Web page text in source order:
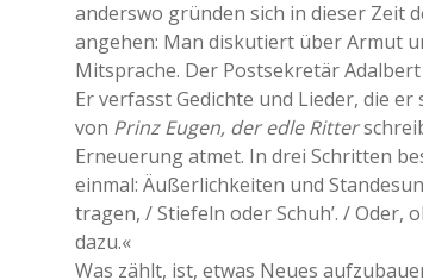
anderswo gründen sich in dieser Zeit
angehen: Man diskutiert über Armut
Mitsprache. Der Postsekretär
Er verfasst Gedichte und Lieder, die
von Prinz Eugen, der edle Ritter
Erneuerung atmet. In drei Schritten
einmal: Äußerlichkeiten und
tragen, / Stiefeln oder Schuh’. / Oder,
dazu.«
Was zählt, ist, etwas Neues